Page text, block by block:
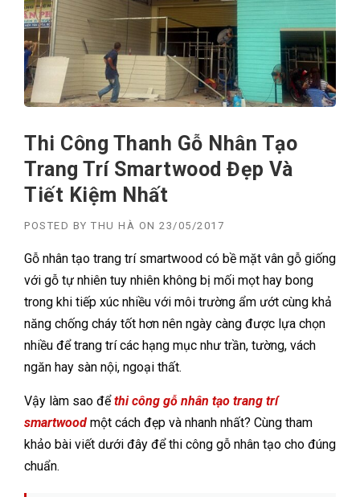
Thi Công Thanh Gỗ Nhân Tạo
Trang Trí Smartwood Đẹp Và
Tiết Kiệm Nhất
POSTED BY THU HÀ ON 23/05/2017
Gỗ nhân tạo trang trí smartwood có bề mặt vân gỗ giống
với gỗ tự nhiên tuy nhiên không bị mối mọt hay bong
trong khi tiếp xúc nhiều với môi trường ẩm ướt cùng khả
năng chống cháy tốt hơn nên ngày càng được lựa chọn
nhiều để trang trí các hạng mục như trần, tường, vách
ngăn hay sàn nội, ngoại thất.
Vậy làm sao đểthi công gỗ nhân tạo trang trí
smartwood một cách đẹp và nhanh nhất? Cùng tham
khảo bài viết dưới đây để thi công gỗ nhân tạo cho đúng
chuẩn.